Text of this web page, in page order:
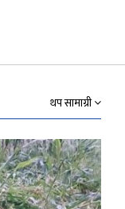
थप सामाग्री